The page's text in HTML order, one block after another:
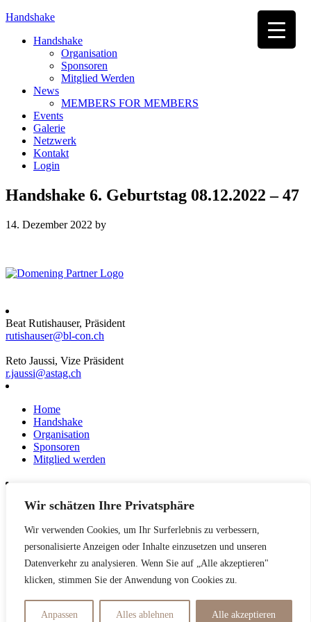
Wir schätzen Ihre Privatsphäre
Wir verwenden Cookies, um Ihr Surferlebnis zu verbessern,
personalisierte Anzeigen oder Inhalte einzusetzen und unseren
Datenverkehr zu analysieren. Wenn Sie auf „Alle akzeptieren"
klicken, stimmen Sie der Anwendung von Cookies zu.
Anpassen Alles ablehnen Alle akzeptieren
Handshake
Handshake
Organisation
Sponsoren
Mitglied Werden
News
MEMBERS FOR MEMBERS
Events
Galerie
Netzwerk
Kontakt
Login
Handshake 6. Geburtstag 08.12.2022 – 47
14. Dezember 2022 by
Beat Rutishauser, Präsident
rutishauser@bl-con.ch
Reto Jaussi, Vize Präsident
r.jaussi@astag.ch
Home
Handshake
Organisation
Sponsoren
Mitglied werden
News
Netzwerk
Kontakt
Datenschutzerklärung